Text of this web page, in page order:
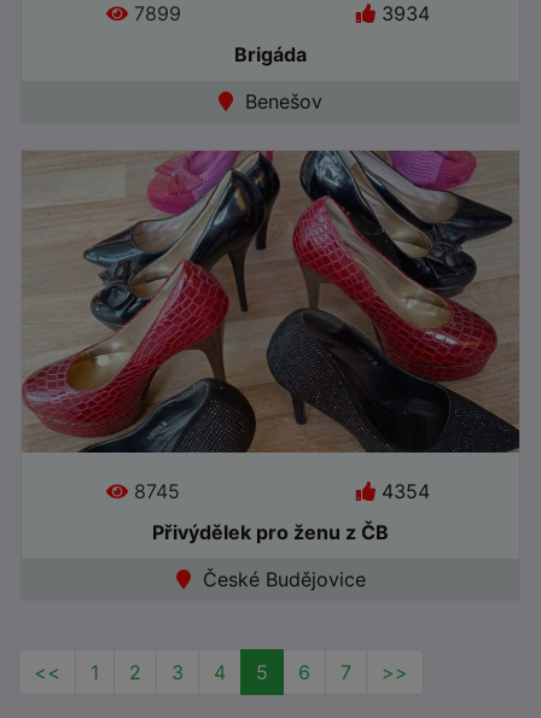
7899
3934
Brigáda
Benešov
Offline
8745
4354
Přivýdělek pro ženu z ČB
České Budějovice
<< 1 2 3 4 5 6 7 >>